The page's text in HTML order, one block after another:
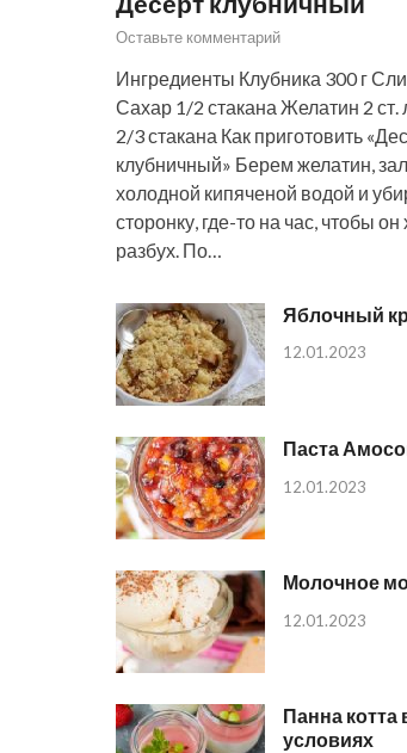
Оставьте комментарий
Ингредиенты Клубника 300 г
Сахар 1/2 стакана Желатин 2 ст.
2/3 стакана Как приготовить
клубничный» Берем желатин,
холодной кипяченой водой и
сторонку, где-то на час, чтобы
разбух. По…
Яблочный
12.01.2023
Паста
12.01.2023
Молочное
12.01.2023
Панна
условиях